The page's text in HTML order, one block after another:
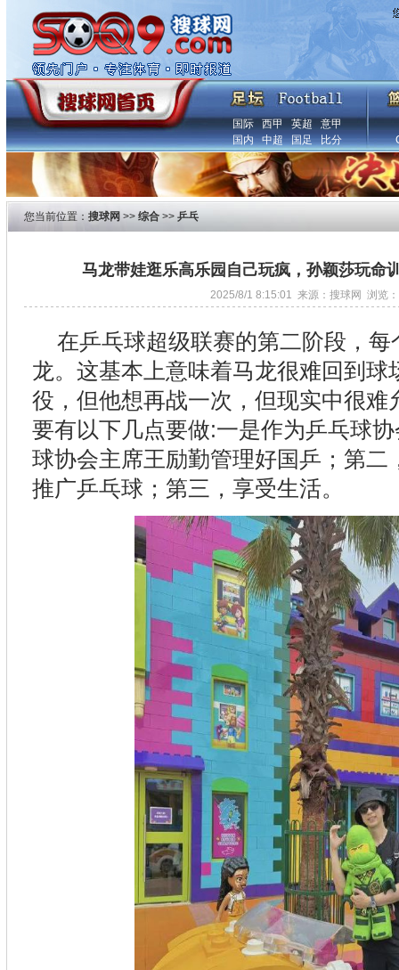
国际 西甲 英超
意甲
国内
中超 国足 比分
您当前位置： 搜球网 >> 综合 >> 乒乓
马龙带娃逛乐高乐园自己玩疯，孙颖莎玩命
2025/8/1 8:15:01 来源：搜球网 浏览：
在乒乓球超级联赛的第二阶段，
龙。这基本上意味着马龙很难回到球
役，但他想再战一次，但现实中很难
要有以下几点要做:一是作为乒乓球
球协会主席王励勤管理好国乒；第二
推广乒乓球；第三，享受生活。